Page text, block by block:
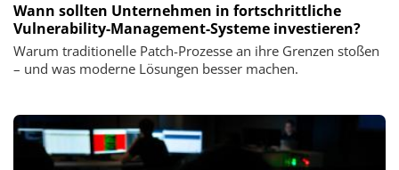
Wann sollten Unternehmen in fortschrittliche
Vulnerability-Management-Systeme investieren?
Warum traditionelle Patch-Prozesse an ihre Grenzen stoßen
– und was moderne Lösungen besser machen.